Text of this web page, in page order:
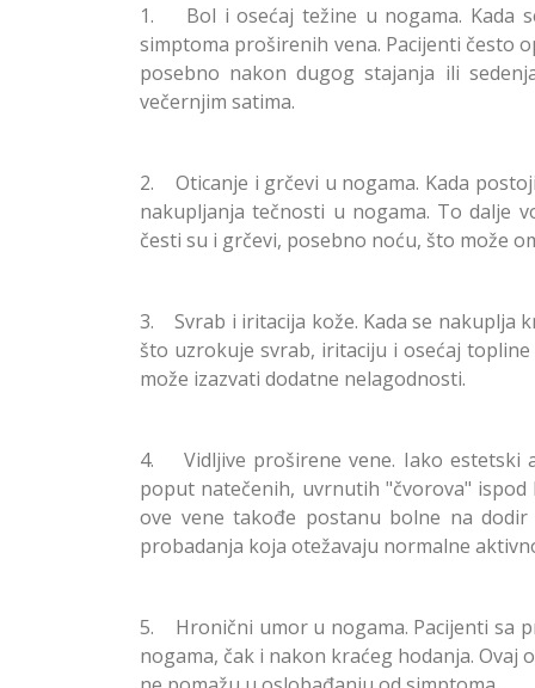
1. Bol i osećaj težine u nogama. Kada
simptoma proširenih vena. Pacijenti često
posebno nakon dugog stajanja ili
večernjim satima.
2. Oticanje i grčevi u nogama. Kada
nakupljanja tečnosti u nogama. To dalje
česti su i grčevi, posebno noću, što može
3. Svrab i iritacija kože. Kada se nakuplja
što uzrokuje svrab, iritaciju i osećaj
može izazvati dodatne nelagodnosti.
4. Vidljive proširene vene. Iako estetski
poput natečenih, uvrnutih "čvorova"
ove vene takođe postanu bolne na
probadanja koja otežavaju normalne
5. Hronični umor u nogama. Pacijenti sa
nogama, čak i nakon kraćeg hodanja.